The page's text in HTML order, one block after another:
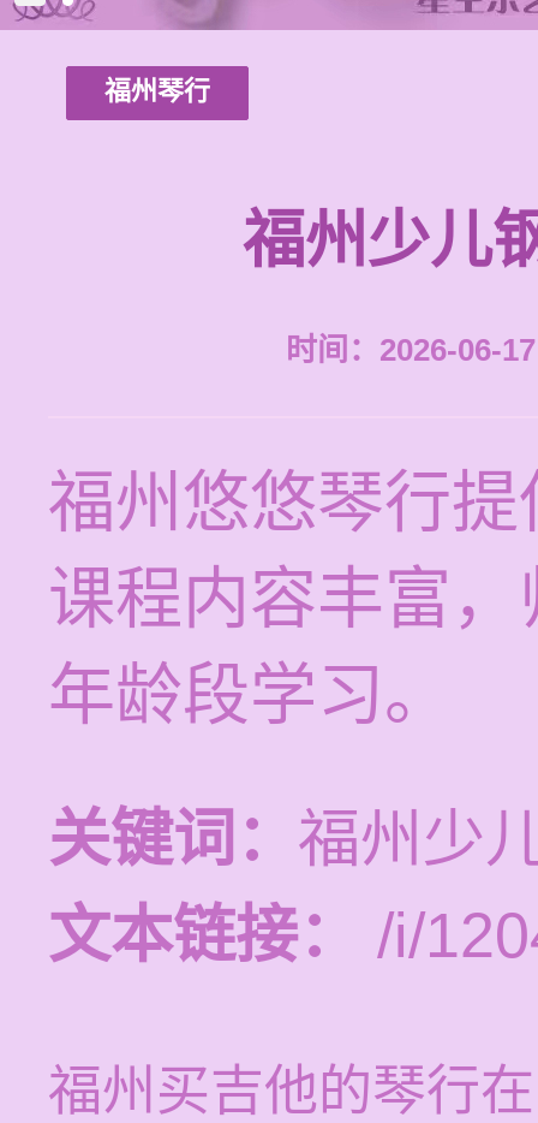
福州琴行
福州少儿
时间：2026-06-
福州悠悠琴行
课程内容丰富
年龄段学习。
关键词： 福州少
文本链接：
/i/
福州买吉他的琴行